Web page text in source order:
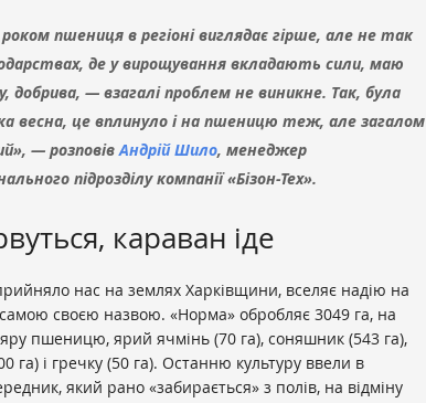
пшениця в регіоні виглядає гірше, але не так
де у вирощування вкладають сили, маю
добрива, — взагалі проблем не виникне. Так, була
весна, це вплинуло і на пшеницю теж, але загалом
— розповівАндрій Шило, менеджер
підрозділу компанії «Бізон-Тех».
караван іде
нас на землях Харківщини, вселяє надію на
своєю назвою. «Норма» обробляє 3049 га, на
пшеницю, ярий ячмінь (70 га), соняшник (543 га),
га) і гречку (50 га). Останню культуру ввели в
який рано «забирається» з полів, на відміну